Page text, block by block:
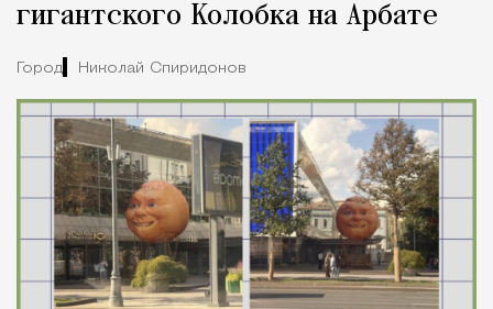
гигантского Колобка на Арбате
Город Николай Спиридонов